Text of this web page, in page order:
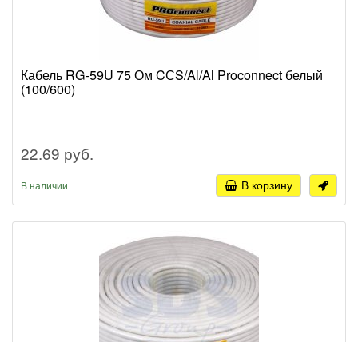
Кабель RG-59U 75 Ом CСS/Al/Al Proconnect белый
(100/600)
22.69 руб.
В наличии В корзину